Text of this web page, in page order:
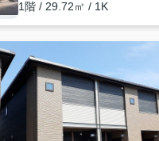
1階 / 29.72㎡ / 1K